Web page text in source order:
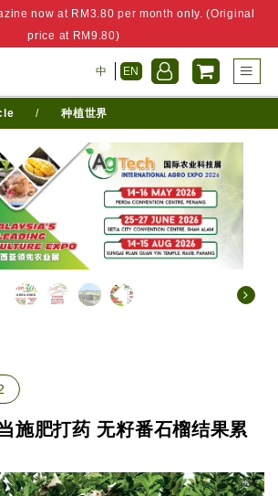
now at RM3.80 per month only. (Original
price at RM9.80)
中 EN
/ 种植世界
施肥打药 无籽番石榴结果累